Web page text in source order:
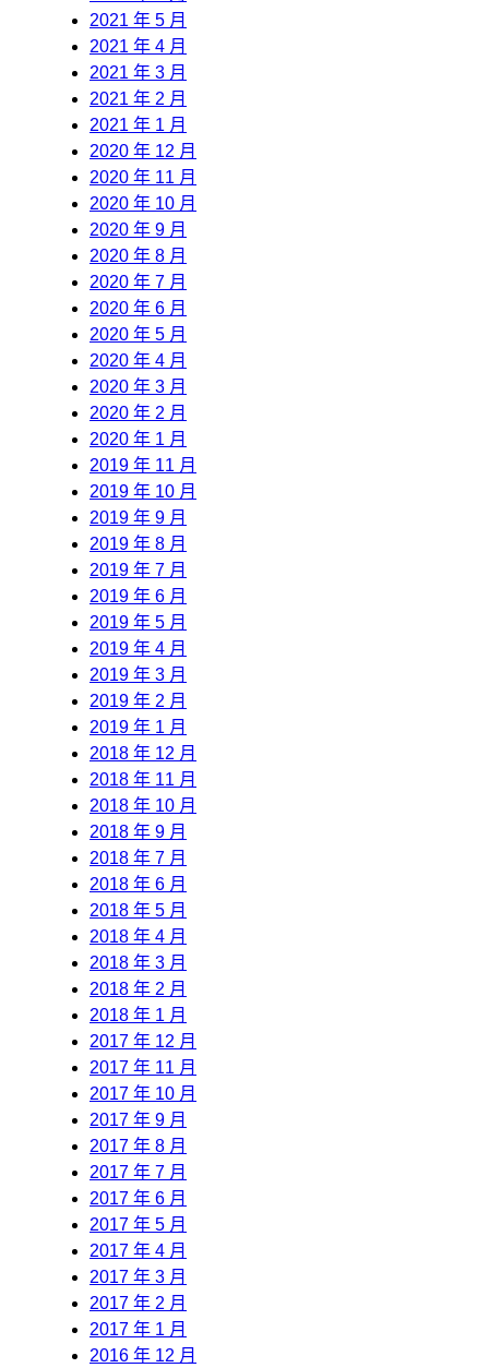
2021 年 5 月
2021 年 4 月
2021 年 3 月
2021 年 2 月
2021 年 1 月
2020 年 12 月
2020 年 11 月
2020 年 10 月
2020 年 9 月
2020 年 8 月
2020 年 7 月
2020 年 6 月
2020 年 5 月
2020 年 4 月
2020 年 3 月
2020 年 2 月
2020 年 1 月
2019 年 11 月
2019 年 10 月
2019 年 9 月
2019 年 8 月
2019 年 7 月
2019 年 6 月
2019 年 5 月
2019 年 4 月
2019 年 3 月
2019 年 2 月
2019 年 1 月
2018 年 12 月
2018 年 11 月
2018 年 10 月
2018 年 9 月
2018 年 7 月
2018 年 6 月
2018 年 5 月
2018 年 4 月
2018 年 3 月
2018 年 2 月
2018 年 1 月
2017 年 12 月
2017 年 11 月
2017 年 10 月
2017 年 9 月
2017 年 8 月
2017 年 7 月
2017 年 6 月
2017 年 5 月
2017 年 4 月
2017 年 3 月
2017 年 2 月
2017 年 1 月
2016 年 12 月